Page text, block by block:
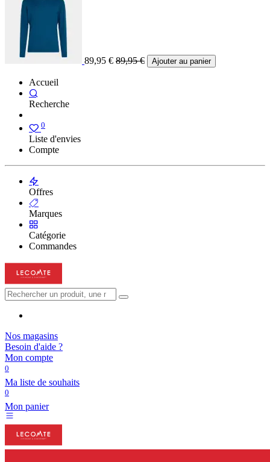
89,95 € 89,95€ Ajouter au panier
Accueil
Recherche
0
Liste d'envies
Compte
Offres
Marques
Catégorie
Commandes
Nos magasins
Besoin d'aide ?
Mon compte
0
Ma liste de souhaits
0
Mon panier